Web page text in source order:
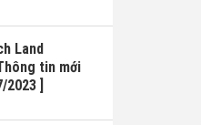
Land
tin mới
2023 ]